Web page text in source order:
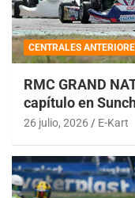
CENTRALES
RMC GRAND
capítulo en
26 julio, 2026 E-Kart